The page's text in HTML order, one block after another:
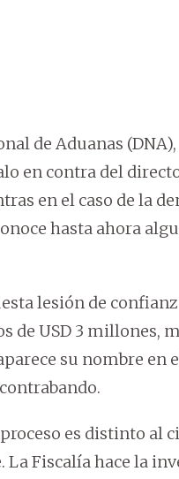
de Aduanas
en contra del
en el caso de la
hasta ahora
lesión de
de USD 3 millones,
su nombre en
es distinto al
La Fiscalía hace la